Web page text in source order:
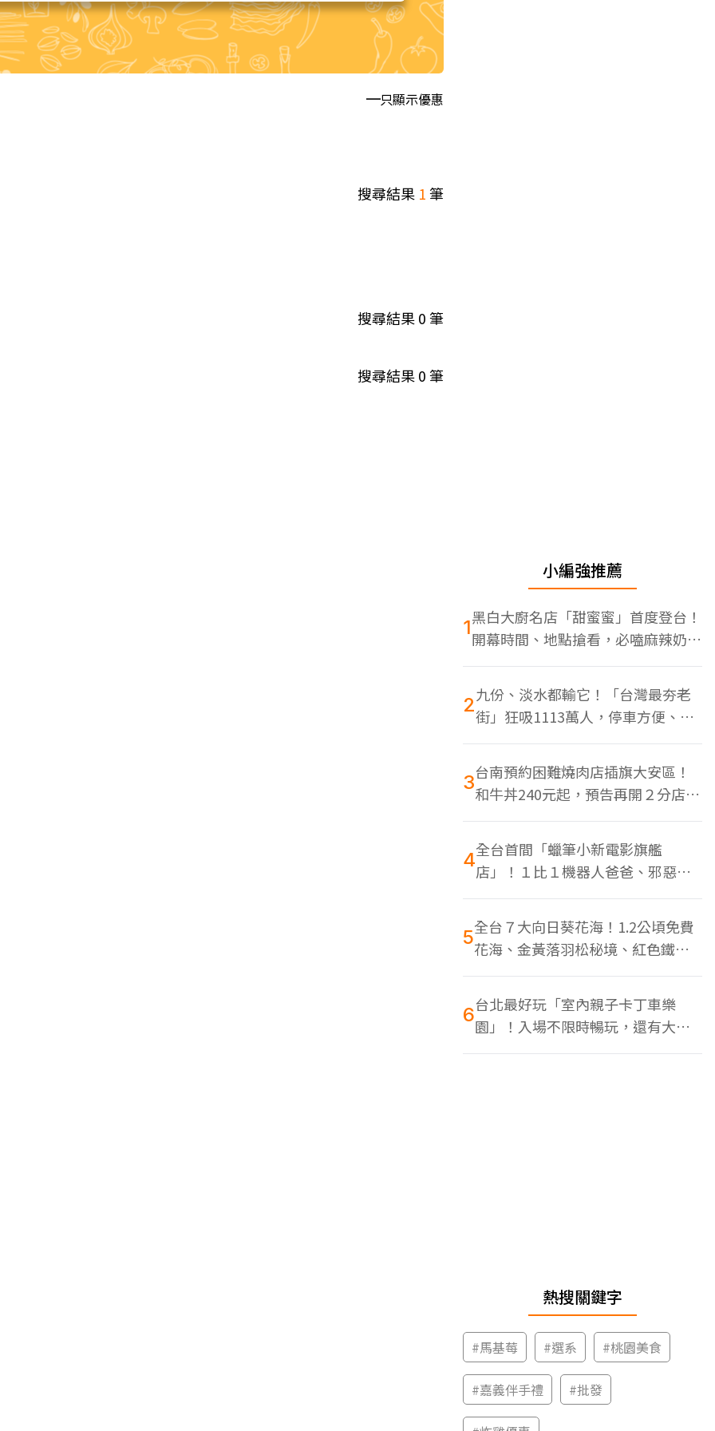
只顯示優惠
搜尋結果 1筆
搜尋結果0筆
搜尋結果0筆
小編強推薦
1黑白大廚名店「甜蜜蜜」首度登台！
開幕時間、地點搶看，必嗑麻辣奶油
蝦
2九份、淡水都輸它！「台灣最夯老
街」狂吸1113萬人，停車方便、特
色美食多
3台南預約困難燒肉店插旗大安區！
和牛丼240元起，預告再開２分店、
地點曝光
4全台首間「蠟筆小新電影旗艦
店」！１比１機器人爸爸、邪惡正
男，百款周邊買翻
5全台７大向日葵花海！1.2公頃免費
花海、金黃落羽松秘境、紅色鐵橋
同框
6台北最好玩「室內親子卡丁車樂
園」！入場不限時暢玩，還有大螢
幕Switch遊戲區
熱搜關鍵字
#馬基莓 #選系 #桃園美食
#嘉義伴手禮 #批發